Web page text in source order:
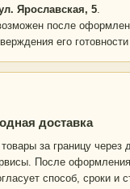
Ярославская, 5
после
его
доставка
за границу через
После оформления
способ, сроки и